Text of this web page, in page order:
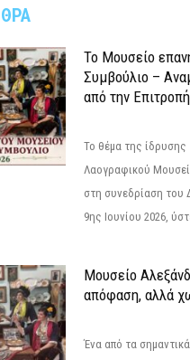
Το Μουσείο
Συμβούλιο –
από την Επιτροπή
Το θέμα της ίδρυσης
Λαογραφικού
στη συνεδρίαση του
9ης Ιουνίου 2026,
Μουσείο
απόφαση, αλλά
Ένα από τα